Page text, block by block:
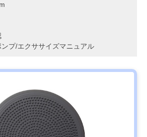
ンプ/エクササイズマニュアル